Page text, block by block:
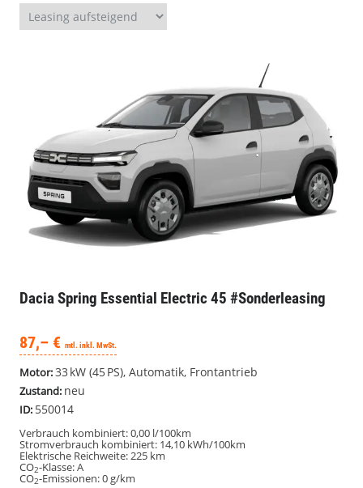
Dacia Spring Essential Electric 45 #Sonderleasing
87,– € mtl. inkl. MwSt.
Motor:33 kW (45 PS), Automatik, Frontantrieb
Zustand: neu
ID: 550014
Verbrauch kombiniert:0,00 l/100km
Stromverbrauch kombiniert: 14,10 kWh/100km
Elektrische Reichweite:225 km
CO2-Klasse:A
CO2-Emissionen:0 g/km